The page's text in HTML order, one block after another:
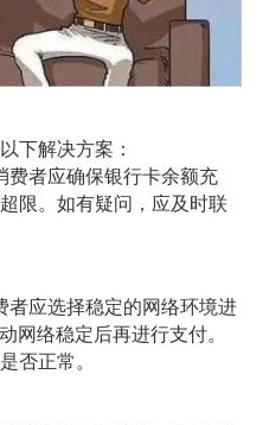
下解决方案：
费者应确保银行卡余额充
限。如有疑问，应及时联
者应选择稳定的网络环境进
网络稳定后再进行支付。
否正常。